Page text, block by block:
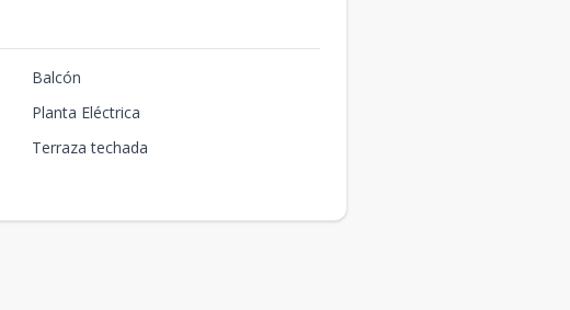
Balcón
Planta Eléctrica
Terraza techada